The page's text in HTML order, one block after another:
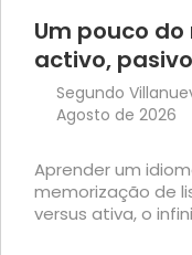
Um pouco do
activo,
Segundo
Agosto de 2026
Aprender um
memorização de
versus ativa, o